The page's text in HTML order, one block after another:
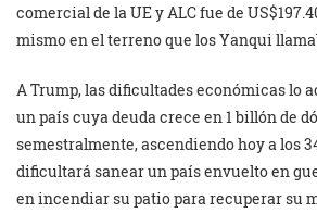
comercial de la UE y ALC fue de
mismo en el terreno que los Yanqui
A Trump, las dificultades económicas lo
un país cuya deuda crece en 1 billón de
semestralmente, ascendiendo hoy a los
dificultará sanear un país envuelto en
en incendiar su patio para recuperar su